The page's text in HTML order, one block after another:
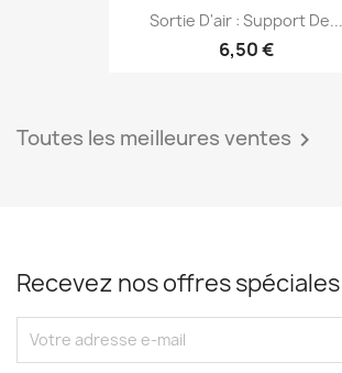
Sortie D'air : Support De...
6,50 €
Toutes les meilleures ventes 
Recevez nos offres spéciales